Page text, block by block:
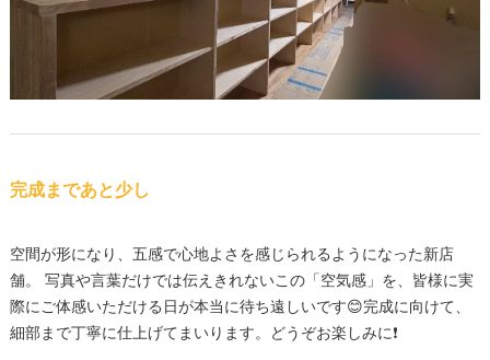
完成まであと少し
空間が形になり、五感で心地よさを感じられるようになった新店
舗。 写真や言葉だけでは伝えきれないこの「空気感」を、皆様に実
際にご体感いただける日が本当に待ち遠しいです😊完成に向けて、
細部まで丁寧に仕上げてまいります。どうぞお楽しみに❗